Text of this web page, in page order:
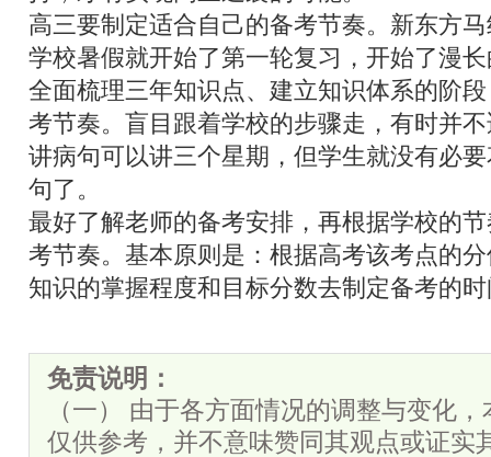
高三要制定适合自己的备考节奏。新东方
学校暑假就开始了第一轮复习，开始了漫
全面梳理三年知识点、建立知识体系的阶
考节奏。盲目跟着学校的步骤走，有时并
讲病句可以讲三个星期，但学生就没有必
句了。
最好了解老师的备考安排，再根据学校的
考节奏。基本原则是：根据高考该考点的
知识的掌握程度和目标分数去制定备考的
免责说明：
（一） 由于各方面情况的调整与变化
仅供参考，并不意味赞同其观点或证实